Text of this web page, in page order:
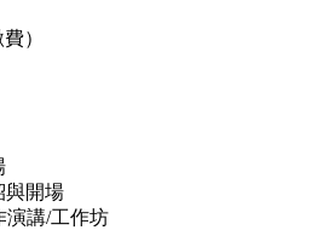
）
與開場
演講/工作坊